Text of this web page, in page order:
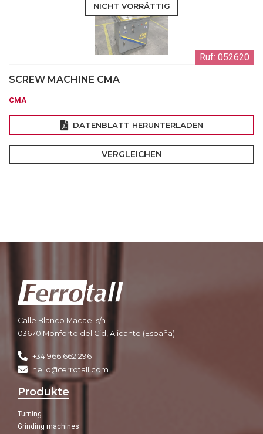
Ruf: 052620
NICHT VORRÄTTIG
SCREW MACHINE CMA
CMA
DATENBLATT HERUNTERLADEN
VERGLEICHEN
Calle Blanco Macael s/n
03670 Monforte del Cid, Alicante (España)
+34 966 662 296
hello@ferrotall.com
Produkte
Turning
Grinding machines